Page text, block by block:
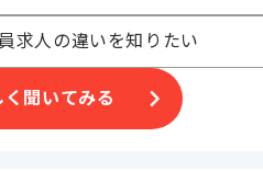
求人の違いを知りたい
く聞いてみる